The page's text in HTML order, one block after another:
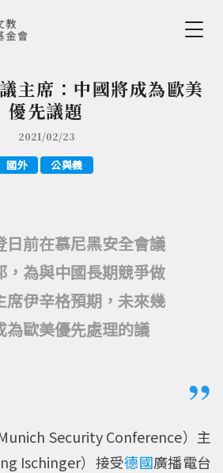
to Navigation
to Main content
主席：中國將成為歐美
優先議題
2021/02/23
國外 公與義
日前在慕尼黑安全會議
，為與中國長期競爭做
席伊辛格預期，未來幾
為歐美優先處理的議
Security Conference）主
Ischinger）接受德國廣播電台